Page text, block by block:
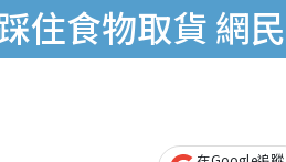
住食物取貨 網